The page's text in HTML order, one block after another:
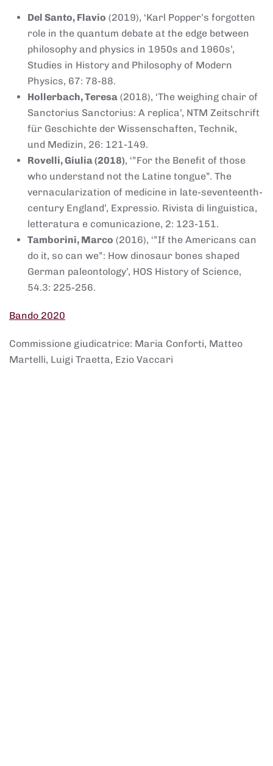
Del Santo, Flavio (2019), ‘Karl Popper’s forgotten
role in the quantum debate at the edge between
philosophy and physics in 1950s and 1960s’,
Studies in History and Philosophy of Modern
Physics, 67: 78-88.
Hollerbach, Teresa (2018), ‘The weighing chair of
Sanctorius Sanctorius: A replica’, NTM Zeitschrift
für Geschichte der Wissenschaften, Technik,
und Medizin, 26: 121-149.
Rovelli, Giulia (2018), ‘”For the Benefit of those
who understand not the Latine tongue”. The
vernacularization of medicine in late-seventeenth-
century England’, Expressio. Rivista di linguistica,
letteratura e comunicazione, 2: 123-151.
Tamborini, Marco (2016), ‘”If the Americans can
do it, so can we”: How dinosaur bones shaped
German paleontology’, HOS History of Science,
54.3: 225-256.
Bando 2020
Commissione giudicatrice: Maria Conforti, Matteo
Martelli, Luigi Traetta, Ezio Vaccari